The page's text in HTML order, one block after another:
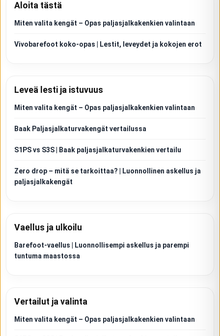
Aloita tästä
Miten valita kengät – Opas paljasjalkakenkien valintaan
Vivobarefoot koko-opas | Lestit, leveydet ja kokojen erot
Leveä lesti ja istuvuus
Miten valita kengät – Opas paljasjalkakenkien valintaan
Baak Paljasjalkaturvakengät vertailussa
S1PS vs S3S | Baak paljasjalkaturvakenkien vertailu
Zero drop – mitä se tarkoittaa? | Luonnollinen askellus ja
paljasjalkakengät
Vaellus ja ulkoilu
Barefoot-vaellus | Luonnollisempi askellus ja parempi
tuntuma maastossa
Vertailut ja valinta
Miten valita kengät – Opas paljasjalkakenkien valintaan